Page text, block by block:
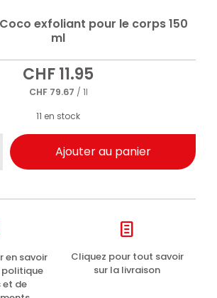
exfoliant pour le corps 150
ml
CHF11.95
CHF79.67 / 1l
11 en stock
Ajouter au panier
en savoir
politique
et de
Cliquez pour tout savoir
sur la livraison